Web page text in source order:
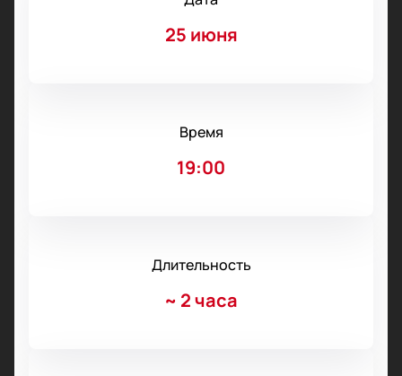
25 июня
Время
19:00
Длительность
~ 2 часа